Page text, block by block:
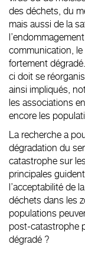
des déchets, du
mais aussi de la
communication,
fortement
ci doit se
ainsi impliqués,
les associations
encore les
La recherche a
dégradation du
catastrophe sur
principales
l’acceptabilité de
déchets dans les
populations
post-catastrophe
dégradé ?